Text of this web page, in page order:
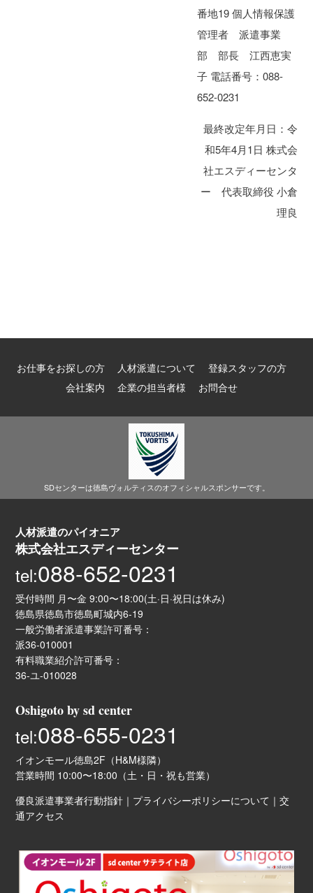
番地19 個人情報保護
管理者 派遣事業
部 部長 江西恵実
子 電話番号：088-
652-0231
最終改定年月日：令
和5年4月1日 株式会
社エスディーセンタ
ー 代表取締役 小倉
理良
お仕事をお探しの方 人材派遣について
登録スタッフの方
会社案内
企業の担当者様 お問合せ
SDセンターは徳島ヴォルティスのオフィシャルスポンサーです。
人材派遣のパイオニア
株式会社エスディーセンター
tel:088-652-0231
受付時間 月〜金 9:00〜18:00(土·日·祝日は休み)
徳島県徳島市徳島町城内6-19
一般労働者派遣事業許可番号：
派36-010001
有料職業紹介許可番号：
36-ユ-010028
Oshigoto by sd center
tel:088-655-0231
イオンモール徳島2F（H&M様隣）
営業時間 10:00〜18:00（土・日・祝も営業）
優良派遣事業者行動指針 ｜ プライバシーポリシーについて ｜交
通アクセス